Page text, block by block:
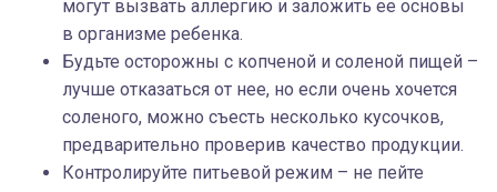
могут вызвать аллергию и заложить ее основы
в организме ребенка.
Будьте осторожны с копченой и соленой пищей –
лучше отказаться от нее, но если очень хочется
соленого, можно съесть несколько кусочков,
предварительно проверив качество продукции.
Контролируйте питьевой режим – не пейте